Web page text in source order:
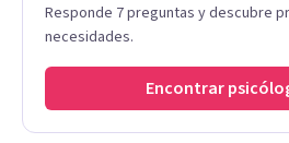
Responde 7 preguntas y descubre
necesidades.
Encontrar